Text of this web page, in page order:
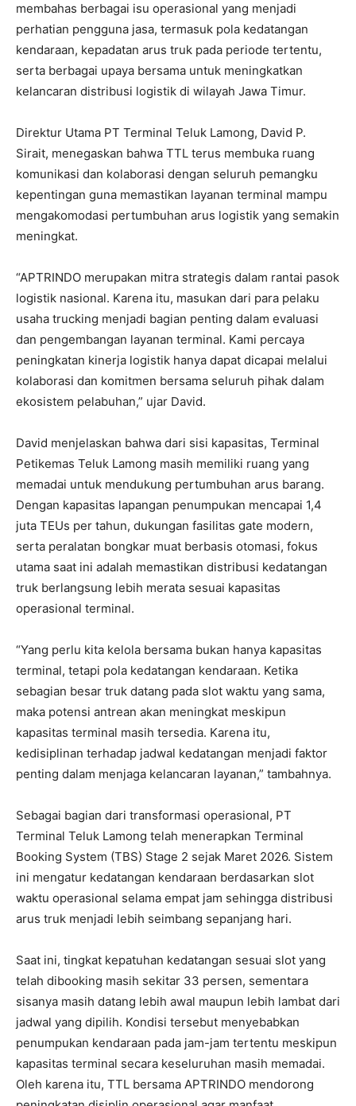
membahas berbagai isu operasional yang menjadi
perhatian pengguna jasa, termasuk pola kedatangan
kendaraan, kepadatan arus truk pada periode tertentu,
serta berbagai upaya bersama untuk meningkatkan
kelancaran distribusi logistik di wilayah Jawa Timur.
Direktur Utama PT Terminal Teluk Lamong, David P.
Sirait, menegaskan bahwa TTL terus membuka ruang
komunikasi dan kolaborasi dengan seluruh pemangku
kepentingan guna memastikan layanan terminal mampu
mengakomodasi pertumbuhan arus logistik yang semakin
meningkat.
“APTRINDO merupakan mitra strategis dalam rantai pasok
logistik nasional. Karena itu, masukan dari para pelaku
usaha trucking menjadi bagian penting dalam evaluasi
dan pengembangan layanan terminal. Kami percaya
peningkatan kinerja logistik hanya dapat dicapai melalui
kolaborasi dan komitmen bersama seluruh pihak dalam
ekosistem pelabuhan,” ujar David.
David menjelaskan bahwa dari sisi kapasitas, Terminal
Petikemas Teluk Lamong masih memiliki ruang yang
memadai untuk mendukung pertumbuhan arus barang.
Dengan kapasitas lapangan penumpukan mencapai 1,4
juta TEUs per tahun, dukungan fasilitas gate modern,
serta peralatan bongkar muat berbasis otomasi, fokus
utama saat ini adalah memastikan distribusi kedatangan
truk berlangsung lebih merata sesuai kapasitas
operasional terminal.
“Yang perlu kita kelola bersama bukan hanya kapasitas
terminal, tetapi pola kedatangan kendaraan. Ketika
sebagian besar truk datang pada slot waktu yang sama,
maka potensi antrean akan meningkat meskipun
kapasitas terminal masih tersedia. Karena itu,
kedisiplinan terhadap jadwal kedatangan menjadi faktor
penting dalam menjaga kelancaran layanan,” tambahnya.
Sebagai bagian dari transformasi operasional, PT
Terminal Teluk Lamong telah menerapkan Terminal
Booking System (TBS) Stage 2 sejak Maret 2026. Sistem
ini mengatur kedatangan kendaraan berdasarkan slot
waktu operasional selama empat jam sehingga distribusi
arus truk menjadi lebih seimbang sepanjang hari.
Saat ini, tingkat kepatuhan kedatangan sesuai slot yang
telah dibooking masih sekitar 33 persen, sementara
sisanya masih datang lebih awal maupun lebih lambat dari
jadwal yang dipilih. Kondisi tersebut menyebabkan
penumpukan kendaraan pada jam-jam tertentu meskipun
kapasitas terminal secara keseluruhan masih memadai.
Oleh karena itu, TTL bersama APTRINDO mendorong